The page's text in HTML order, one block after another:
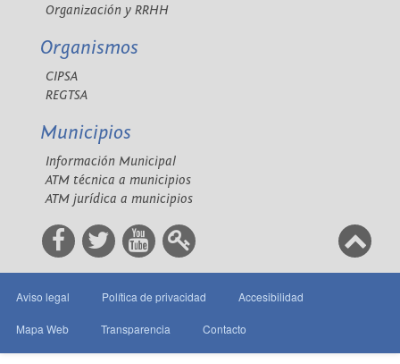
Organización y RRHH
Organismos
CIPSA
REGTSA
Municipios
Información Municipal
ATM técnica a municipios
ATM jurídica a municipios
Aviso legal Política de privacidad Accesibilidad
Mapa Web Transparencia Contacto